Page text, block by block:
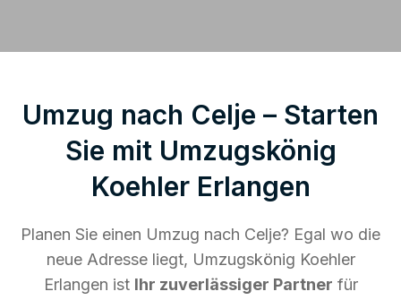
Umzug nach Celje – Starten
Sie mit Umzugskönig
Koehler Erlangen
Planen Sie einen Umzug nach Celje? Egal wo die
neue Adresse liegt, Umzugskönig Koehler
Erlangen ist Ihr zuverlässiger Partner für